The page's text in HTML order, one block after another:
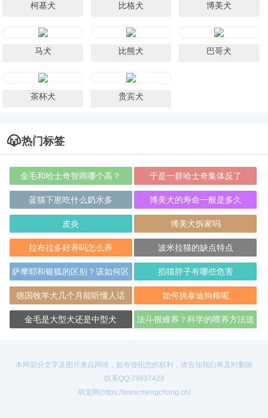
柯基犬 比格犬 博美犬
马犬 比熊犬 巴哥犬
茶杯犬 贵宾犬
热门标签
金毛和哈士奇智商哪个高？ 于是一群哈士奇集体反了
蓝猫下崽吃什么奶水多 博美犬的寿命一般是多久
皮炎 博美犬拆家吗
拉布拉多好养吗怎么养 波米拉猫的缺点特点
萨摩耶和银狐的区别？该如何区
分呢？
掐猫脖子有哪些危害
德国牧羊犬几个月能听懂人话 如何挑泰迪狗粮呢
金毛是大型犬还是中型犬
法斗很难养？科学的喂养方法送
本网部分文字及图片来自网络，如有侵犯您的权利，请告知我们将及时删除
联系QQ:79937428
萌宠网(https://www.mengchong.cn)